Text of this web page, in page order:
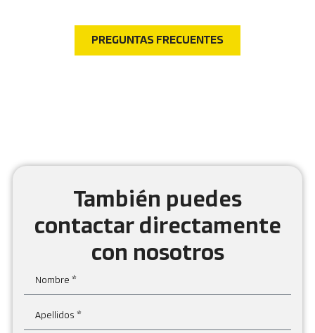
PREGUNTAS FRECUENTES
También puedes
contactar directamente
con nosotros